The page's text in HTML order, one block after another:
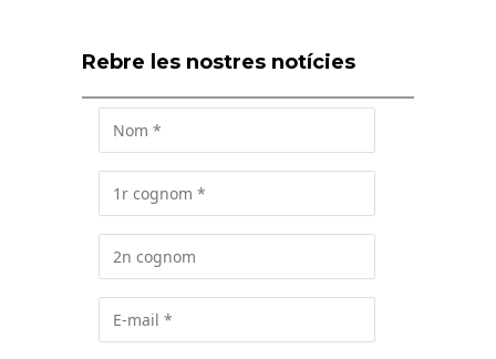
Rebre les nostres notícies